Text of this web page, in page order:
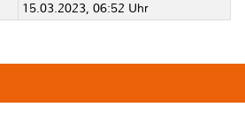
15.03.2023, 06:52 Uhr